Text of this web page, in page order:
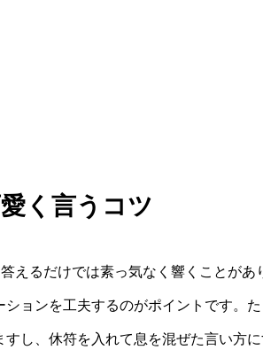
く言うコツ
えるだけでは素っ気なく響くことがあ
ョンを工夫するのがポイントです。た
し、休符を入れて息を混ぜた言い方に